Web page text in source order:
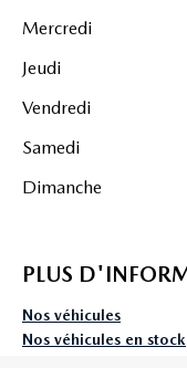
Mercredi
Jeudi
Vendredi
Samedi
Dimanche
PLUS
Nos véhicules
Nos véhicules en stock